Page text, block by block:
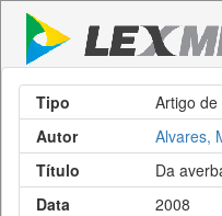
Tipo
Artigo
Autor
Alvares,
Título
Da
Data
2008